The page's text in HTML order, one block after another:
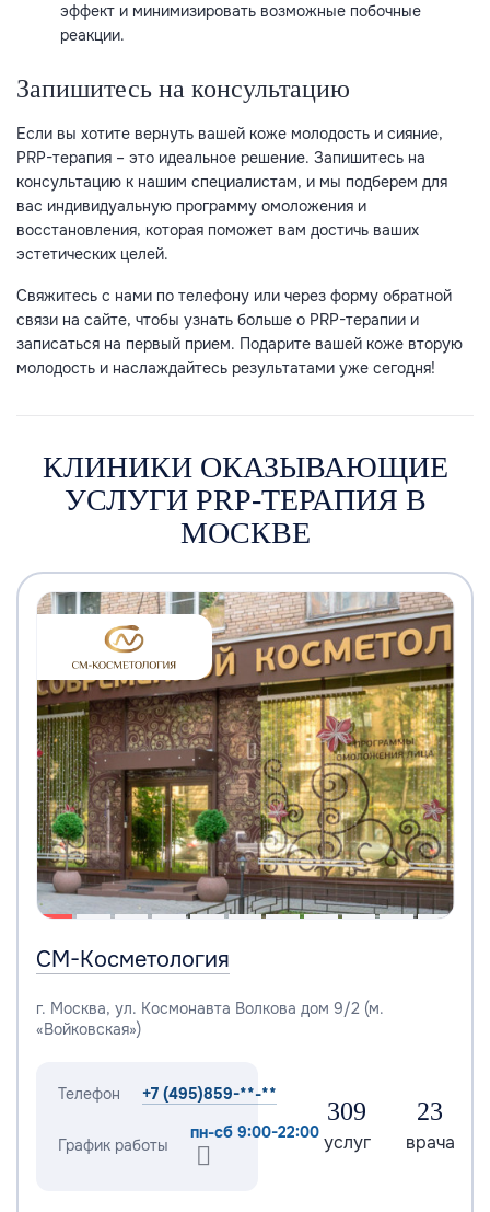
эффект и минимизировать возможные побочные
реакции.
Запишитесь на консультацию
Если вы хотите вернуть вашей коже молодость и сияние,
PRP-терапия – это идеальное решение. Запишитесь на
консультацию к нашим специалистам, и мы подберем для
вас индивидуальную программу омоложения и
восстановления, которая поможет вам достичь ваших
эстетических целей.
Свяжитесь с нами по телефону или через форму обратной
связи на сайте, чтобы узнать больше о PRP-терапии и
записаться на первый прием. Подарите вашей коже вторую
молодость и наслаждайтесь результатами уже сегодня!
КЛИНИКИ ОКАЗЫВАЮЩИЕ
УСЛУГИ PRP-ТЕРАПИЯ В
МОСКВЕ
СМ-Косметология
г. Москва, ул. Космонавта Волкова дом 9/2 (м.
«Войковская»)
Телефон +7 (495)859-**-**
График работы
пн-сб 9:00-22:00
309
услуг
23
врача